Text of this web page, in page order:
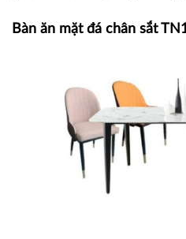
Bàn ăn mặt đá chân sắt